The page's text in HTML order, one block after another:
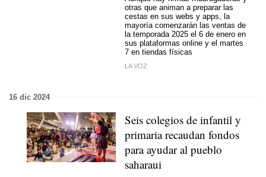
otras que animan a preparar las
cestas en sus webs y apps, la
mayoría comenzarán las ventas de
la temporada 2025 el 6 de enero en
sus plataformas online y el martes
7 en tiendas físicas
LA VOZ
16 dic 2024
Seis colegios de infantil y
primaria recaudan fondos
para ayudar al pueblo
saharaui